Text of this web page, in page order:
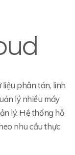
phân tán, linh
lý nhiều máy
lý. Hệ thống hỗ
nhu cầu thực